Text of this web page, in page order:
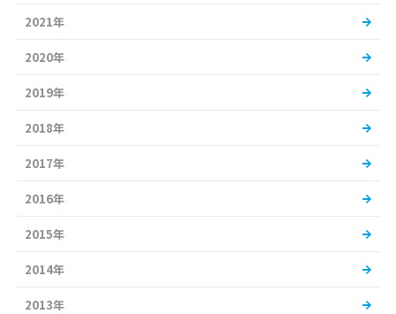
2021年
2020年
2019年
2018年
2017年
2016年
2015年
2014年
2013年